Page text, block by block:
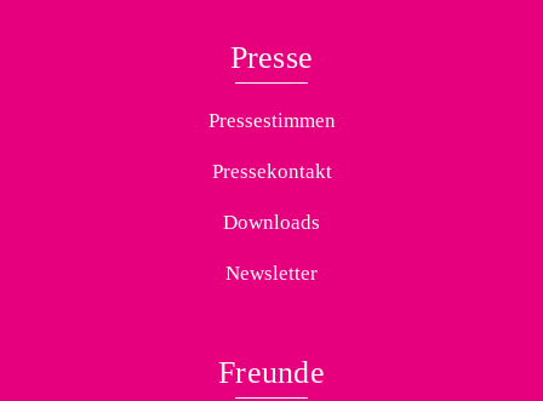
Presse
Pressestimmen
Pressekontakt
Downloads
Newsletter
Freunde